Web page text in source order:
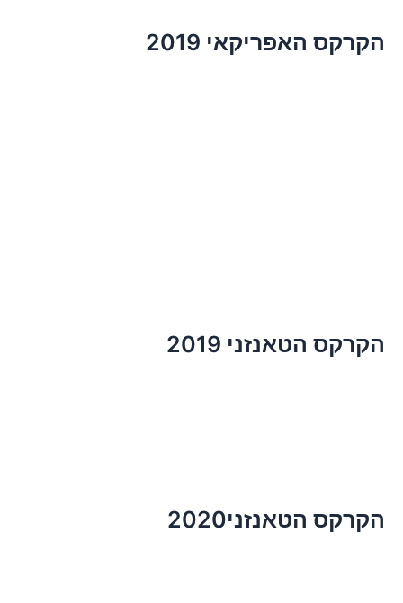
הקרקס האפריקאי 2019
הקרקס הטאנזני 2019
הקרקס הטאנזני2020